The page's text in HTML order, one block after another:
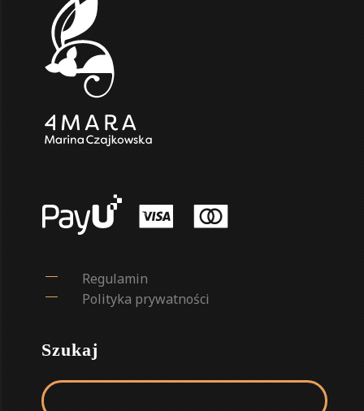
Regulamin
Polityka prywatności
Szukaj
Szukaj: